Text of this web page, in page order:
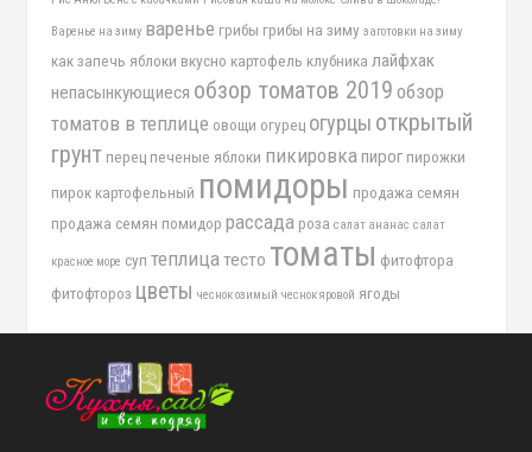
Варенье на зиму варенье грибы грибы на зиму заготовки на зиму
как запечь яблоки вкусно картофель клубника лайфхак
непасынкующиеся обзор томатов 2019 обзор
томатов в теплице овощи огурец огурцы открытый
грунт перец печеные яблоки пикировкапирог пирожки
пирок картофельный помидоры продажа семян
продажа семян помидор рассада роза салат ананас салат
красное море суп теплицатесто томаты фитофтора
фитофтороз цветы чеснок озимый чеснок яровой ягоды